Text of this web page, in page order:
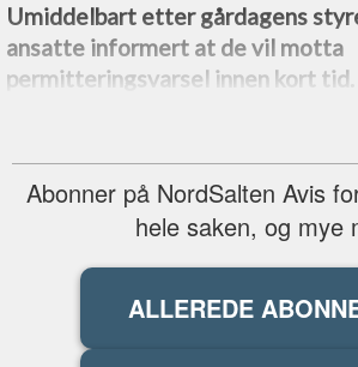
Umiddelbart etter gårdagens
ansatte informert at de vil motta
permitteringsvarsel innen kort tid.
Abonner på NordSalten Avis
hele saken, og mye
ALLEREDE